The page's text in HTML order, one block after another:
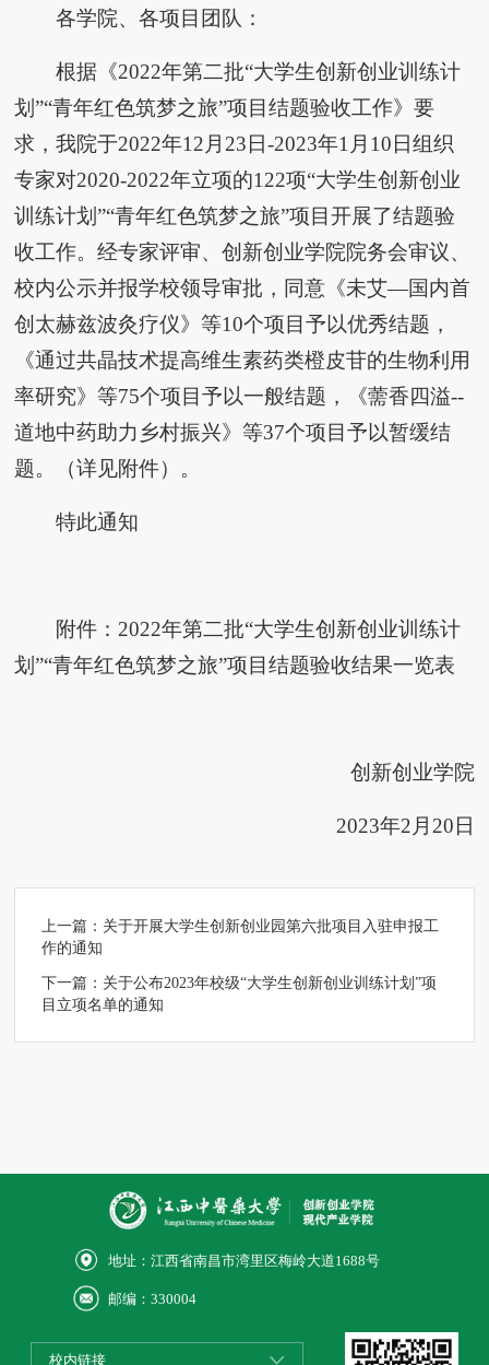
各学院、各项目团队：
根据《2022年第二批“大学生创新创业训练计
划”“青年红色筑梦之旅”项目结题验收工作》要
求，我院于2022年12月23日-2023年1月10日组织
专家对2020-2022年立项的122项“大学生创新创业
训练计划”“青年红色筑梦之旅”项目开展了结题验
收工作。经专家评审、创新创业学院院务会审议、
校内公示并报学校领导审批，同意《未艾—国内首
创太赫兹波灸疗仪》等10个项目予以优秀结题，
《通过共晶技术提高维生素药类橙皮苷的生物利用
率研究》等75个项目予以一般结题，《薷香四溢--
道地中药助力乡村振兴》等37个项目予以暂缓结
题。（详见附件）。
特此通知
附件：2022年第二批“大学生创新创业训练计
划”“青年红色筑梦之旅”项目结题验收结果一览表
创新创业学院
2023年2月20日
上一篇： 关于开展大学生创新创业园第六批项目入驻申报工
作的通知
下一篇： 关于公布2023年校级“大学生创新创业训练计划”项
目立项名单的通知
地址：江西省南昌市湾里区梅岭大道1688号
邮编：330004
校内链接